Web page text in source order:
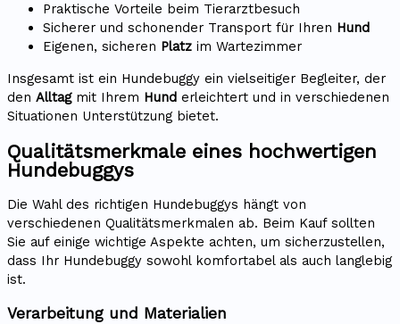
Praktische Vorteile beim Tierarztbesuch
Sicherer und schonender Transport für Ihren Hund
Eigenen, sicheren Platz im Wartezimmer
Insgesamt ist ein Hundebuggy ein vielseitiger Begleiter, der
den Alltagmit Ihrem Hund erleichtert und in verschiedenen
Situationen Unterstützung bietet.
Qualitätsmerkmale eines hochwertigen
Hundebuggys
Die Wahl des richtigen Hundebuggys hängt von
verschiedenen Qualitätsmerkmalen ab. Beim Kauf sollten
Sie auf einige wichtige Aspekte achten, um sicherzustellen,
dass Ihr Hundebuggy sowohl komfortabel als auch langlebig
ist.
Verarbeitung und Materialien